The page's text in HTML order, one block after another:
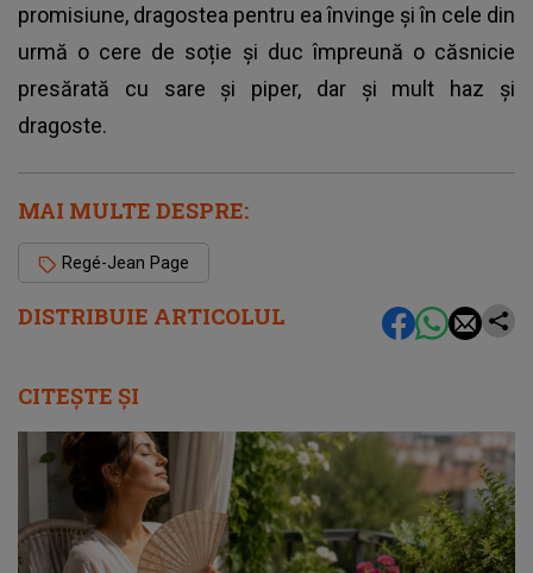
DISTRIBUIE ARTICOLUL
promisiune, dragostea pentru ea învinge și în cele din
urmă o cere de soție și duc împreună o căsnicie
presărată cu sare și piper, dar și mult haz și
dragoste.
MAI MULTE DESPRE:
Regé-Jean Page
CITEȘTE ȘI